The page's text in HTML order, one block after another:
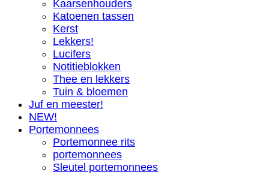
Kaarsenhouders
Katoenen tassen
Kerst
Lekkers!
Lucifers
Notitieblokken
Thee en lekkers
Tuin & bloemen
Juf en meester!
NEW!
Portemonnees
Portemonnee rits
portemonnees
Sleutel portemonnees